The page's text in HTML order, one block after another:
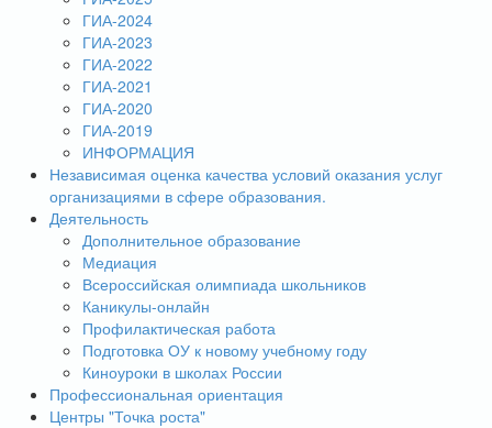
ГИА-2024
ГИА-2023
ГИА-2022
ГИА-2021
ГИА-2020
ГИА-2019
ИНФОРМАЦИЯ
Независимая оценка качества условий оказания услуг
организациями в сфере образования.
Деятельность
Дополнительное образование
Медиация
Всероссийская олимпиада школьников
Каникулы-онлайн
Профилактическая работа
Подготовка ОУ к новому учебному году
Киноуроки в школах России
Профессиональная ориентация
Центры "Точка роста"